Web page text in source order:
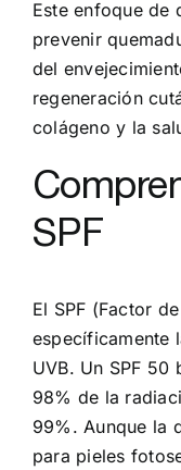
Este enfoque de
prevenir
del
regeneración
colágeno y la
SPF
El SPF (Factor
específicamente
UVB. Un SPF 50
98% de la
99%. Aunque la
para pieles